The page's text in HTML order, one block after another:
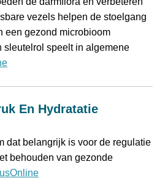
vezels helpen de stoelgang
een gezond microbioom
sleutelrol speelt in algemene
En Hydratatie
dat belangrijk is voor de regulatie
behouden van gezonde